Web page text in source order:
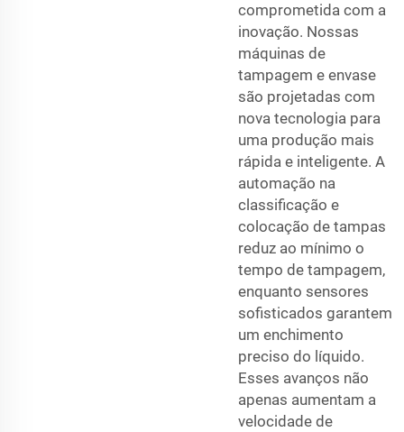
comprometida com a
inovação. Nossas
máquinas de
tampagem e envase
são projetadas com
nova tecnologia para
uma produção mais
rápida e inteligente. A
automação na
classificação e
colocação de tampas
reduz ao mínimo o
tempo de tampagem,
enquanto sensores
sofisticados garantem
um enchimento
preciso do líquido.
Esses avanços não
apenas aumentam a
velocidade de